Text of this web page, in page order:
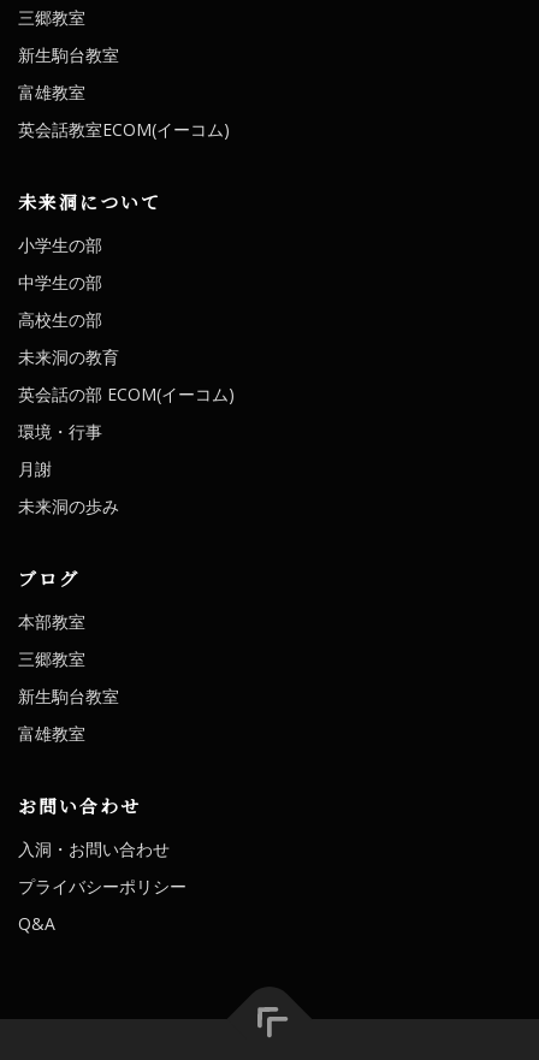
三郷教室
新生駒台教室
富雄教室
英会話教室ECOM(イーコム)
未来洞について
小学生の部
中学生の部
高校生の部
未来洞の教育
英会話の部 ECOM(イーコム)
環境・行事
月謝
未来洞の歩み
ブログ
本部教室
三郷教室
新生駒台教室
富雄教室
お問い合わせ
入洞・お問い合わせ
プライバシーポリシー
Q&A